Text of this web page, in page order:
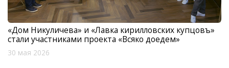
«Дом Никуличева» и «Лавка кирилловских купцовъ»
стали участниками проекта «Всяко доедем»
30 мая 2026